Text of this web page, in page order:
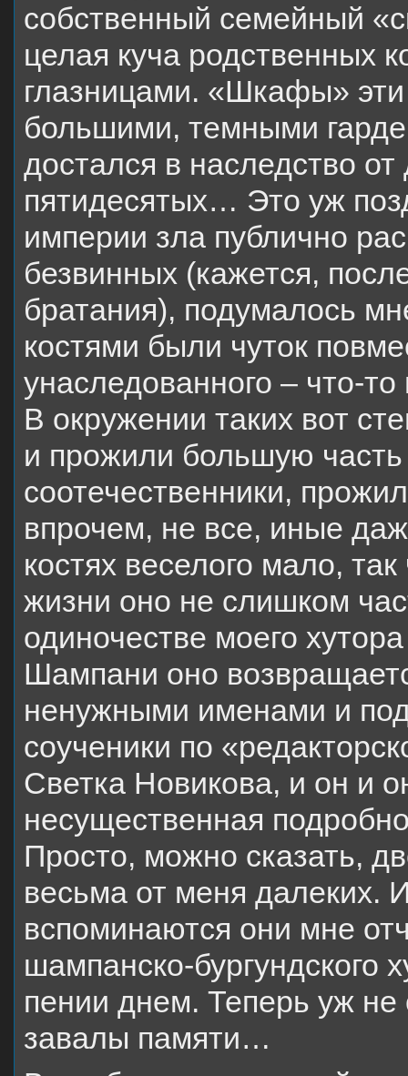
собственный семейный
целая куча родственных
глазницами. «Шкафы» эти
большими, темными
достался в наследство
пятидесятых… Это уж
империи зла публично
безвинных (кажется,
братания), подумалось
костями были чуток
унaследованного – что-
В окружении таких вот
и прожили большую
соотечественники,
впрочем, не все, иные
костях веселого мало,
жизни оно не слишком
одиночестве моего
Шампани оно
ненужными именами и
соученики по
Светка Новикова, и он и
несущественная
Просто, можно сказать,
весьма от меня далеких.
вспоминаются они мне
шампанско-бургундского
пении днем. Теперь уж не
завалы памяти…